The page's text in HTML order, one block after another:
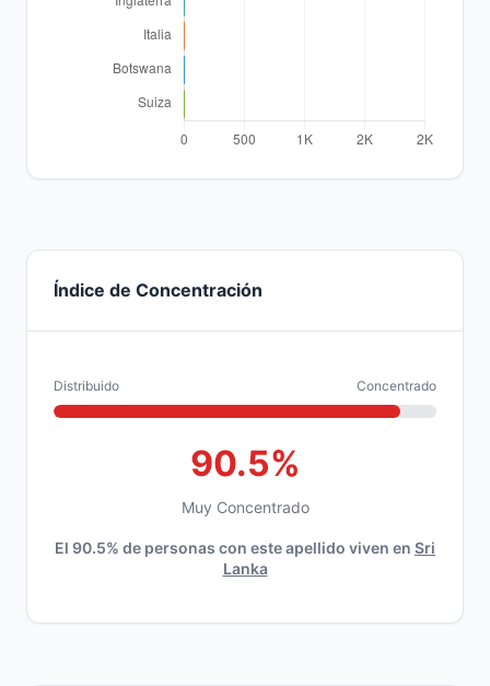
Índice de Concentración
Distribuido Concentrado
90.5%
Muy Concentrado
El 90.5% de personas con este apellido viven en Sri
Lanka